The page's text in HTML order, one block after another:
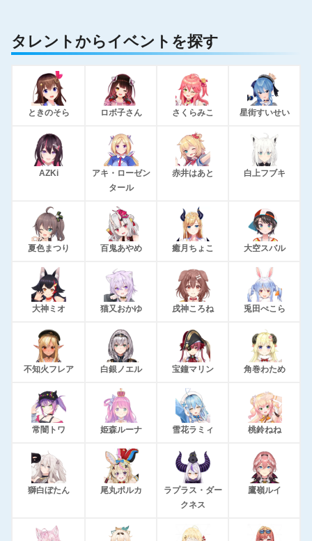
タレントからイベントを探す
ときのそら ロボ子さん さくらみこ 星街すいせい
AZKi
アキ・ローゼン
タール
赤井はあと 白上フブキ
夏色まつり 百鬼あやめ 癒月ちょこ 大空スバル
大神ミオ 猫又おかゆ 戌神ころね 兎田ぺこら
不知火フレア 白銀ノエル 宝鐘マリン 角巻わため
常闇トワ 姫森ルーナ 雪花ラミィ 桃鈴ねね
獅白ぼたん 尾丸ポルカ
ラプラス・ダー
クネス
鷹嶺ルイ